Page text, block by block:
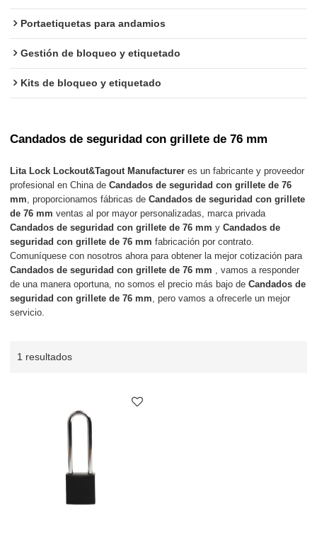
Portaetiquetas para andamios
Gestión de bloqueo y etiquetado
Kits de bloqueo y etiquetado
Candados de seguridad con grillete de 76 mm
Lita Lock Lockout&Tagout Manufacturer es un fabricante y proveedor
profesional en China deCandados de seguridad con grillete de 76
mm , proporcionamos fábricas deCandados de seguridad con grillete
de 76 mm ventas al por mayor personalizadas, marca privada
Candados de seguridad con grillete de 76 mm yCandados de
seguridad con grillete de 76 mm fabricación por contrato.
Comuníquese con nosotros ahora para obtener la mejor cotización para
Candados de seguridad con grillete de 76 mm , vamos a responder
de una manera oportuna, no somos el precio más bajo deCandados de
seguridad con grillete de 76 mm , pero vamos a ofrecerle un mejor
servicio.
1 resultados